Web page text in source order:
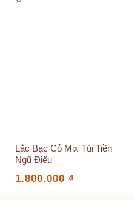
Lắc Bạc Cỏ Mix Túi Tiền
Ngũ Điếu
1.800.000 ₫